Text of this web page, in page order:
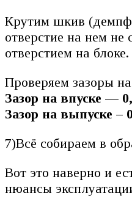
Крутим шкив
отверстие на нем не
отверстием на блоке.
Проверяем зазоры
Зазор на впуске —
Зазор на выпуске –
7)Всё собираем в
Вот это наверно и
нюансы